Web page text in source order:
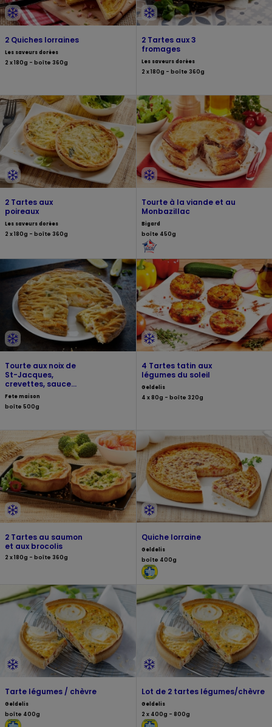
2 Quiches lorraines
Les saveurs dorées
2 x 180g - boîte 360g
2 Tartes aux 3
fromages
Les saveurs dorées
2 x 180g - boîte 360g
2 Tartes aux
poireaux
Les saveurs dorées
2 x 180g - boîte 360g
Tourte à la viande et au
Monbazillac
Bigard
boîte 450g
Tourte aux noix de
St-Jacques,
crevettes, sauce
riesling
Fete maison
boîte 500g
4 Tartes tatin aux
légumes du soleil
Geldelis
4 x 80g - boîte 320g
2 Tartes au saumon
et aux brocolis
2 x 180g - boîte 360g
Quiche lorraine
Geldelis
boîte 400g
Tarte légumes / chèvre
Geldelis
boîte 400g
Lot de 2 tartes légumes/chèvre
Geldelis
2 x 400g - 800g